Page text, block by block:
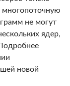
многопоточную
не могут
ядер,
новой